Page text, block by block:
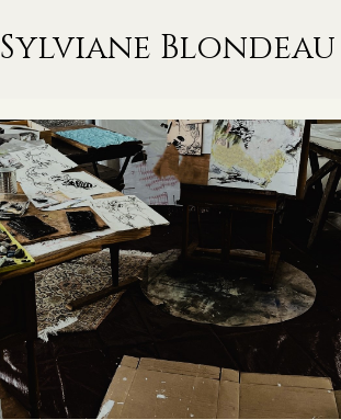
Sylviane Blondeau